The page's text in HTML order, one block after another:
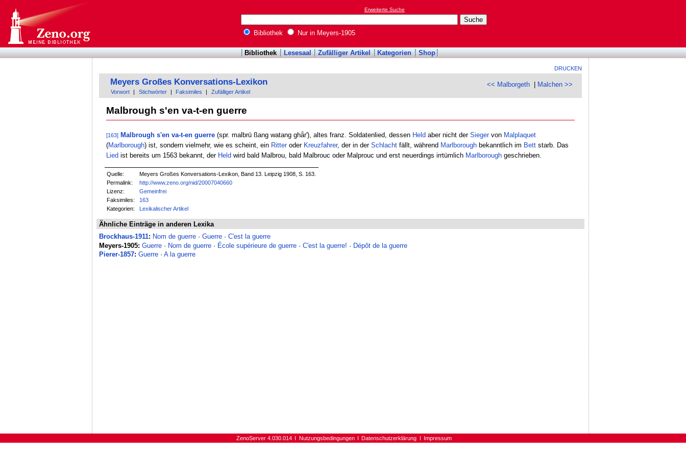
Erweiterte Suche
Bibliothek Nur in Meyers-1905
Bibliothek Lesesaal Zufälliger Artikel Kategorien Shop
DRUCKEN
<< Malborgeth Malchen >>
Meyers Großes Konversations-Lexikon
Vorwort Stichwörter Faksimiles Zufälliger Artikel
Malbrough s'en va-t-en guerre
[163] Malbrough s'en va-t-en guerre(spr. malbrū ßang watang ghǟr'), altes franz. Soldatenlied, dessen Held aber nicht der Siegervon Malplaquet
(Marlborough) ist, sondern vielmehr, wie es scheint, ein Ritteroder Kreuzfahrer, der in der Schlachtfällt, während Marlboroughbekanntlich im Bettstarb. Das
Lied ist bereits um 1563 bekannt, der Held wird bald Malbrou, bald Malbrouc oder Malprouc und erst neuerdings irrtümlich Marlboroughgeschrieben.
Quelle:
Meyers Großes Konversations-Lexikon, Band 13. Leipzig 1908, S. 163.
Permalink:
http://www.zeno.org/nid/20007040660
Lizenz:
Gemeinfrei
Faksimiles:
163
Kategorien:
Lexikalischer Artikel
Ähnliche Einträge in anderen Lexika
Brockhaus-1911: Nom de guerre ·Guerre ·C'est la guerre
Meyers-1905: Guerre · Nom de guerre · École supérieure de guerre ·C'est la guerre! · Dépôt de la guerre
Pierer-1857: Guerre ·A la guerre
ZenoServer 4.030.014 Nutzungsbedingungen Datenschutzerklärung Impressum